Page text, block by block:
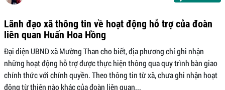
Lãnh đạo xã thông tin về hoạt động hỗ trợ của đoàn
liên quan Huấn Hoa Hồng
Đại diện UBND xã Mường Than cho biết, địa phương chỉ ghi nhận
những hoạt động hỗ trợ được thực hiện thông qua quy trình bàn giao
chính thức với chính quyền. Theo thông tin từ xã, chưa ghi nhận hoạt
động từ thiện nào khác của đoàn liên quan...